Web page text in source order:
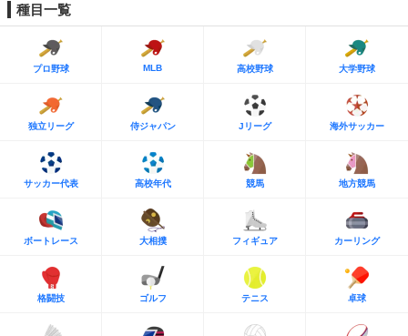
種目一覧
プロ野球 MLB 高校野球 大学野球
独立リーグ 侍ジャパン Jリーグ 海外サッカー
サッカー代表 高校年代 競馬 地方競馬
ボートレース 大相撲 フィギュア カーリング
格闘技 ゴルフ テニス 卓球